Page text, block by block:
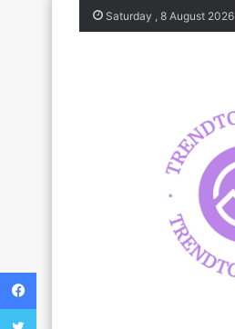
Saturday , 8 August 2026